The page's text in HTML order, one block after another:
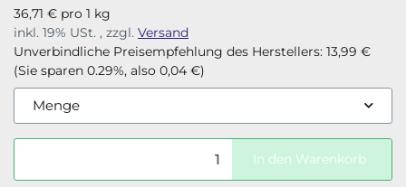
36,71 € pro 1 kg
inkl. 19% USt. , zzgl. Versand
Unverbindliche Preisempfehlung des Herstellers: 13,99 €
(Sie sparen 0.29%, also 0,04 €)
Menge
In den Warenkorb